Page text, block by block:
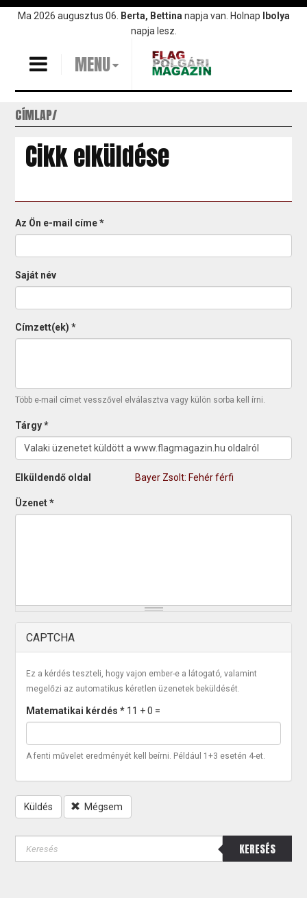
UgrásMa 2026 augusztus 06. Berta, Bettina napja van. Holnap
Ibolya
napja lesz.
MENU
CÍMLAP
Cikk elküldése
Az Ön e-mail címe*
Saját név
Címzett(ek)*
Több e-mail címet vesszővel elválasztva vagy külön sorba kell írni.
Tárgy*
Elküldendő oldal Bayer Zsolt: Fehér férfi
Üzenet*
CAPTCHA
Ez a kérdés teszteli, hogy vajon ember-e a látogató, valamint
megelőzi az automatikus kéretlen üzenetek beküldését.
Matematikai kérdés* 11 + 0 =
A fenti művelet eredményét kell beírni. Például 1+3 esetén 4-et.
Küldés Mégsem
KERESÉS